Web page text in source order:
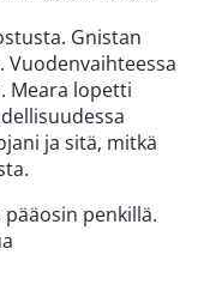
Gnistan
Vuodenvaihteessa
Meara lopetti
ja sitä, mitkä
penkillä.